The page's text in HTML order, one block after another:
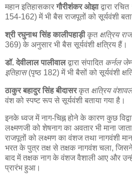
महान इतिहासकारगौरीशंकर ओझाद्वारा रचित
154-162) में भी बैस राजपूतों को सूर्यवंशी
श्री रघुनाथ सिंह कालीपहाड़ीकृत क्षत्रिय
369) के अनुसार भी बैस सूर्यवंशी क्षत्रिय हैं।
डॉ. देवीलाल पालीवालद्वारा संपादित कर्नल
इतिहास(पृष्ठ 182) में भी बैसों को सूर्यवंशी
ठाकुर बहादुर सिंह बीदासरकृत क्षत्रिय
वंश को स्पष्ट रूप से सूर्यवंशी बताया गया है।
इनके ध्वज में नाग-चिह्न होने के कारण कुछ
लक्ष्मणजी को शेषनाग का अवतार भी माना
राजपूतों को लक्ष्मण का वंशज तथा नागवंशी
भरत के पुत्र तक्ष से तक्षक नागवंश चला, जिसने
बाद में तक्षक नाग के वंशज वैशाली आए और
प्रारंभ हुआ।